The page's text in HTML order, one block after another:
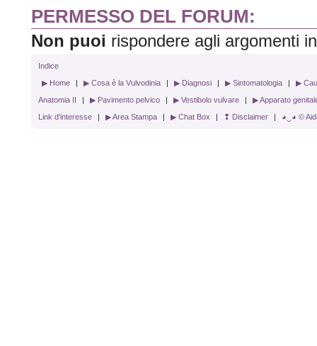
PERMESSO DEL FORUM:
Non puoi rispondere agli argomenti
Indice
▶ Home
| ▶ Cosa è la Vulvodinia | ▶ Diagnosi | ▶ Sintomatologia |
▶
Anatomia II
| ▶ Pavimento pelvico | ▶ Vestibolo vulvare |
▶ Apparato
Link d'interesse
| ▶ Area Stampa | ▶ Chat Box | ❢ Disclaimer | ◕‿◕ ©